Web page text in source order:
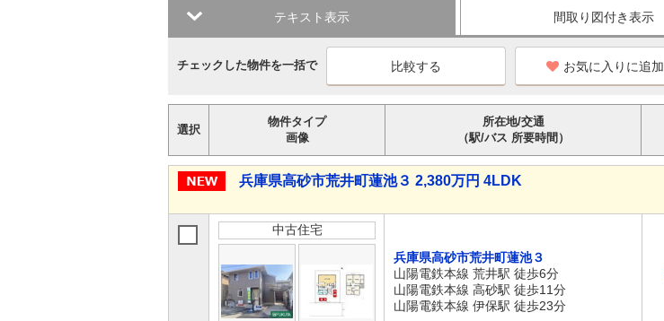
テキスト表示 間取り図付き表示
チェックした物件を一括で お気に入りに追加
選択
物件タイプ
画像
所在地/交通
（駅/バス 所要時間）
兵庫県高砂市荒井町蓮池３ 2,380万円 4LDK
中古住宅
兵庫県高砂市荒井町蓮池３
山陽電鉄本線 荒井駅 徒歩6分
山陽電鉄本線 高砂駅 徒歩11分
山陽電鉄本線 伊保駅 徒歩23分